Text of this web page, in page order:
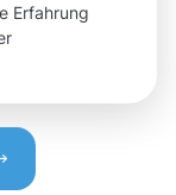
Erfahrung